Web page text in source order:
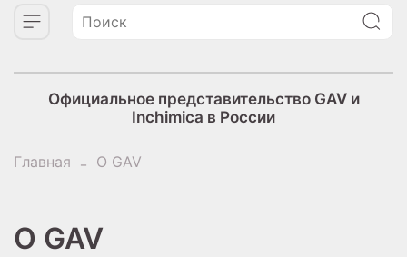
Официальное представительство GAV и
Inchimica в России
Главная О GAV
О GAV